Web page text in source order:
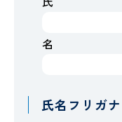
名
氏名フリガナ